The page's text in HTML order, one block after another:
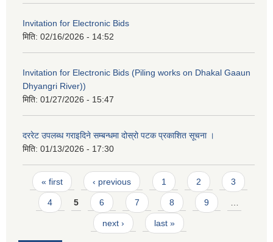
Invitation for Electronic Bids
मिति: 02/16/2026 - 14:52
Invitation for Electronic Bids (Piling works on Dhakal Gaaun
Dhyangri River))
मिति: 01/27/2026 - 15:47
दररेट उपलब्ध गराइदिने सम्बन्धमा दोस्रो पटक प्रकाशित सूचना ।
मिति: 01/13/2026 - 17:30
Pages
« first ‹ previous 1 2 3
4 5 6 7 8 9 …
next › last »